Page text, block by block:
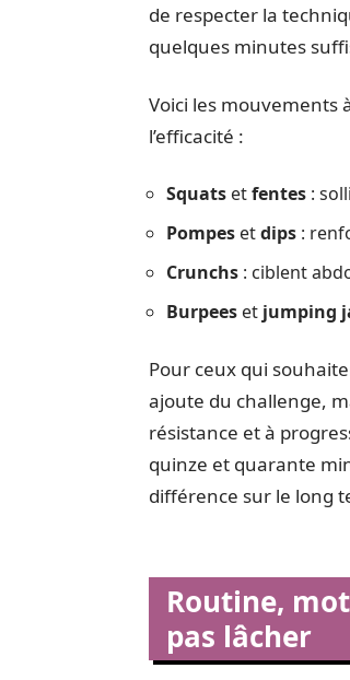
de respecter la
quelques minutes
Voici les mouvements
l’efficacité :
Squats etfentes :
Pompes etdips :
Crunchs : ciblent
Burpees et jumping
Pour ceux qui
ajoute du challenge,
résistance et à
quinze et quarante
différence sur le long
Routine,
pas lâcher